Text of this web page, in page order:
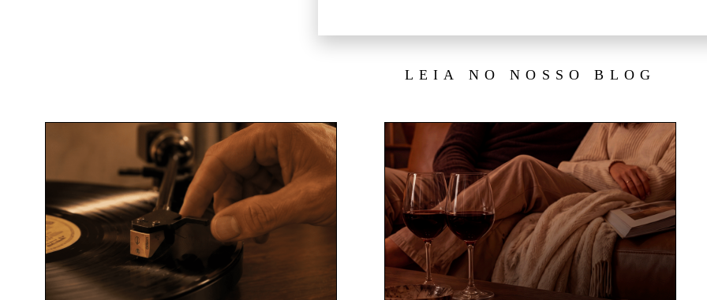
LEIA NO NOSSO BLOG